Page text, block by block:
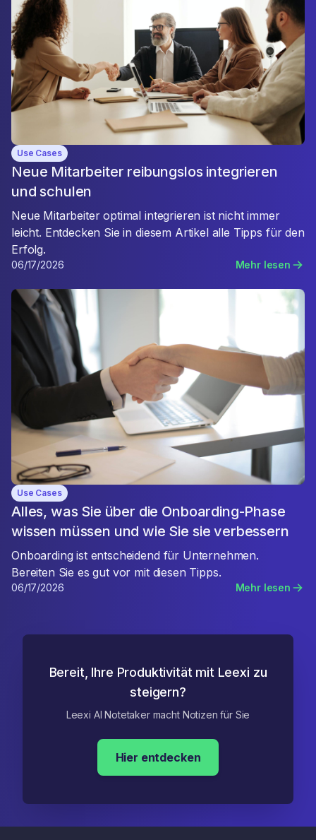
Use Cases
Neue Mitarbeiter reibungslos integrieren
und schulen
Neue Mitarbeiter optimal integrieren ist nicht immer
leicht. Entdecken Sie in diesem Artikel alle Tipps für den
Erfolg.
06/17/2026 Mehr lesen
Use Cases
Alles, was Sie über die Onboarding-Phase
wissen müssen und wie Sie sie verbessern
Onboarding ist entscheidend für Unternehmen.
Bereiten Sie es gut vor mit diesen Tipps.
06/17/2026 Mehr lesen
Bereit, Ihre Produktivität mit Leexi zu
steigern?
Leexi AI Notetaker macht Notizen für Sie
Hier entdecken